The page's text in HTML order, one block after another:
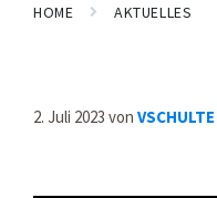
HOME AKTUELLES
2. Juli 2023 von VSCHULTE